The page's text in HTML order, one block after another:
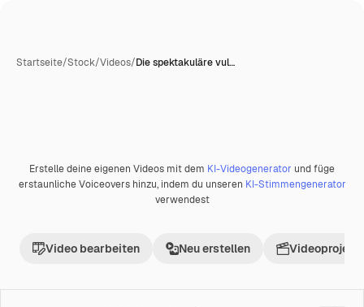
Startseite/Stock/Videos/Die spektakuläre vul…
Erstelle deine eigenen Videos mit dem KI-Videogenerator und füge
erstaunliche Voiceovers hinzu, indem du unseren KI-Stimmengenerator
verwendest
Video bearbeiten Neu erstellen Videoprojekt